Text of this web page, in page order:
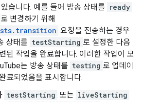
습니다. 예를 들어 방송 상태를 ready
로 변경하기 위해
요청을 전송하는 경우
상태를 testStarting 로 설정한 다음
된 작업을 완료합니다. 이러한 작업이 모
는 방송 상태를 testing 로 업데이
료되었음을 표시합니다.
testStarting 또는 liveStarting